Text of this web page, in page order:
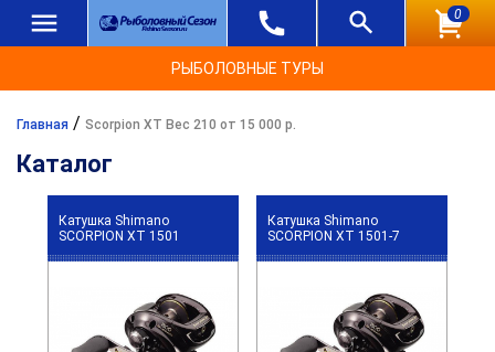
0
РЫБОЛОВНЫЕ ТУРЫ
Главная / Scorpion XT Вес 210 от 15 000 р.
Каталог
Катушка Shimano
SCORPION XT 1501
Катушка Shimano
SCORPION XT 1501-7